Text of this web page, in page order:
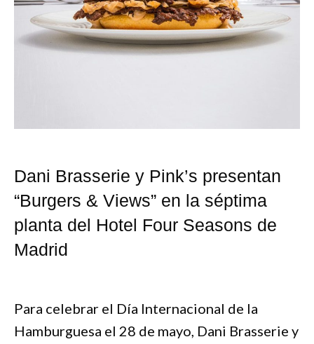
Dani Brasserie y Pink’s presentan
“Burgers & Views” en la séptima
planta del Hotel Four Seasons de
Madrid
Para celebrar el Día Internacional de la
Hamburguesa el 28 de mayo, Dani Brasserie y